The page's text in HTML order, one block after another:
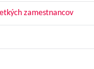
zamestnancov